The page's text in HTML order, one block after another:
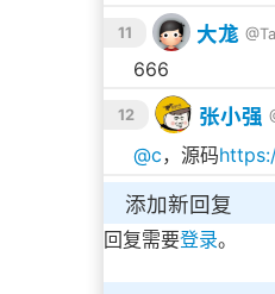
11 大尨 @Ta
666
12 张小强
@c，源码
添加新回复
回复需要登录。